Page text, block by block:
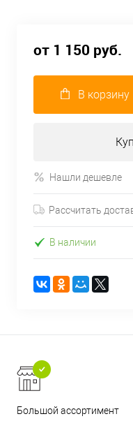
от 1 150 руб.
В корзину
Нашли дешевле
Рассчитать
В наличии
Большой ассортимент